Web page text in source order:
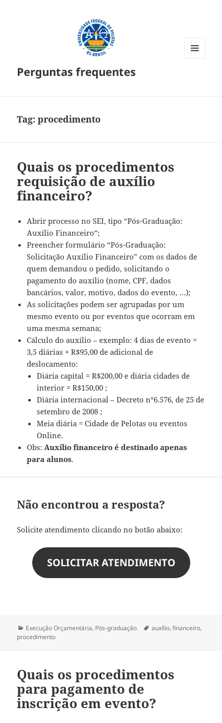
Perguntas frequentes
Tag:procedimento
Quais os procedimentos
requisição de auxílio
financeiro?
Abrir processo no SEI, tipo “Pós-Graduação:
Auxílio Financeiro“;
Preencher formulário “Pós-Graduação:
Solicitação Auxílio Financeiro” com os dados de
quem demandou o pedido, solicitando o
pagamento do auxílio (nome, CPF, dados
bancários, valor, motivo, dados do evento, …);
As solicitações podem ser agrupadas por um
mesmo evento ou por eventos que ocorram em
uma mesma semana;
Cálculo do auxílio – exemplo: 4 dias de evento =
3,5 diárias + R$95,00 de adicional de
deslocamento:
Diária capital = R$200,00 e diária cidades de
interior = R$150,00 ;
Diária internacional – Decreto n°6.576, de 25 de
setembro de 2008 ;
Meia diária = Cidade de Pelotas ou eventos
Online.
Obs:Auxílio financeiro é destinado apenas
para alunos.
Não encontrou a resposta?
Solicite atendimento clicando no botão abaixo:
SOLICITAR ATENDIMENTO
Categorias
Execução Orçamentária, Pós-graduação Tags
auxílio,financeiro,
procedimento
Quais os procedimentos
para pagamento de
inscrição em evento?